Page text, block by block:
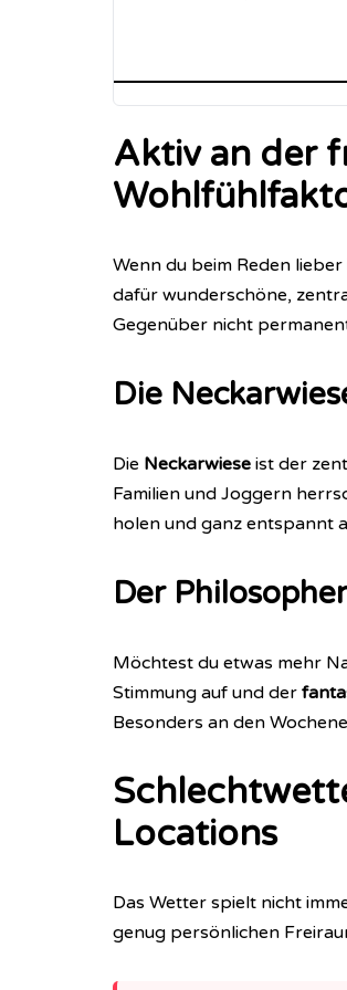
Aktiv an der
Wenn du beim Reden lieber
dafür wunderschöne,
Gegenüber nicht
Die
Die Neckarwiese ist der
Familien und Joggern
holen und ganz entspannt
Der
Möchtest du etwas mehr
Stimmung auf und der
Besonders an den
Locations
Das Wetter spielt nicht
genug persönlichen